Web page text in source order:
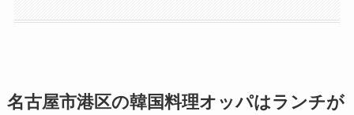
名古屋市港区の韓国料理オッパはランチが